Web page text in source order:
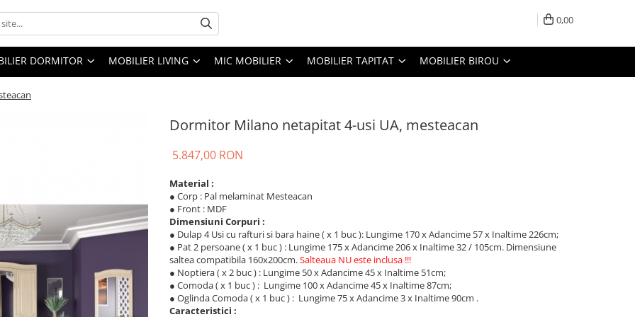
0,00
DORMITOR MOBILIER LIVING MIC MOBILIER MOBILIER TAPITAT MOBILIER BIROU
Dormitor Milano netapitat 4-usi UA, mesteacan
5.847,00 RON
Material :
● Corp : Pal melaminat Mesteacan
● Front : MDF
Dimensiuni Corpuri :
● Dulap 4 Usi cu rafturi si bara haine ( x 1 buc ): Lungime 170 x Adancime 57 x Inaltime 226cm;
● Pat 2 persoane ( x 1 buc ) : Lungime 175 x Adancime 206 x Inaltime 32 / 105cm. Dimensiune
saltea compatibila 160x200cm.Salteaua NU este inclusa !!!
● Noptiera ( x 2 buc ) : Lungime 50 x Adancime 45 x Inaltime 51cm;
● Comoda ( x 1 buc ) : Lungime 100 x Adancime 45 x Inaltime 87cm;
● Oglinda Comoda ( x 1 buc ) : Lungime 75 x Adancime 3 x Inaltime 90cm .
Caracteristici :